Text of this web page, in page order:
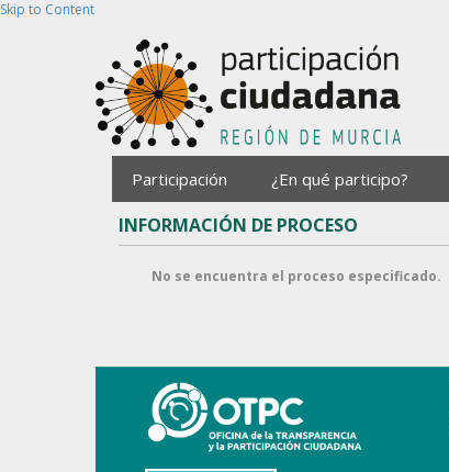
Skip to Content
Participación ¿En qué participo?
INFORMACIÓN DE PROCESO
No se encuentra el proceso especificado.